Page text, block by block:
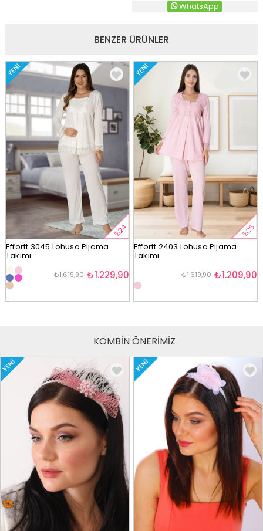
WhatsApp
BENZER ÜRÜNLER
YENI
%24
Effortt 3045 Lohusa Pijama
Takımı
₺1.229,90
₺1.619,90
YENI
%25
Effortt 2403 Lohusa Pijama
Takımı
₺1.209,90
₺1.619,90
KOMBİN ÖNERİMİZ
YENI YENI